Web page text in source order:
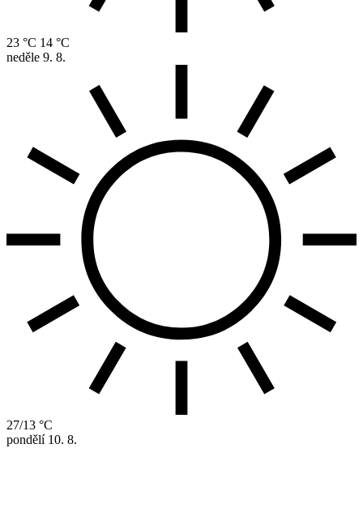
23 °C 14 °C
neděle 9. 8.
27/13 °C
pondělí 10. 8.